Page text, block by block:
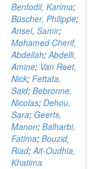
Benfodil, Karima;
Büscher, Philippe;
Ansel, Samir;
Mohamed Cherif,
Abdellah;Abdelli,
Amine; Van Reet,
Nick; Fettata,
Said; Bebronne,
Nicolas; Dehou,
Sara; Geerts,
Manon; Balharbi,
Fatima; Bouzid,
Riad;Ait-Oudhia,
Khatima